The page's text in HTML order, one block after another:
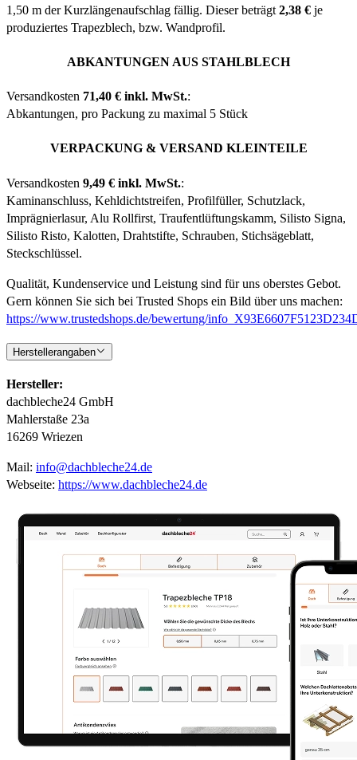
1,50 m der Kurzlängenaufschlag fällig. Dieser beträgt 2,38 € je
produziertes Trapezblech, bzw. Wandprofil.
ABKANTUNGEN AUS STAHLBLECH
Versandkosten 71,40 € inkl. MwSt.:
Abkantungen, pro Packung zu maximal 5 Stück
VERPACKUNG & VERSAND KLEINTEILE
Versandkosten 9,49 € inkl. MwSt.:
Kaminanschluss, Kehldichtstreifen, Profilfüller, Schutzlack,
Imprägnierlasur, Alu Rollfirst, Traufentlüftungskamm, Silisto Signa,
Silisto Risto, Kalotten, Drahtstifte, Schrauben, Stichsägeblatt,
Steckschlüssel.
Qualität, Kundenservice und Leistung sind für uns oberstes Gebot.
Gern können Sie sich bei Trusted Shops ein Bild über uns machen:
https://www.trustedshops.de/bewertung/
Herstellerangaben
Hersteller:
dachbleche24 GmbH
Mahlerstaße 23a
16269 Wriezen
Mail: info@dachbleche24.de
Webseite: https://www.dachbleche24.de